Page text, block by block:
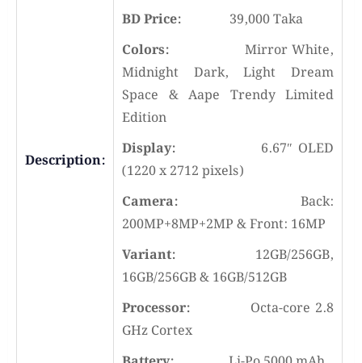
Description:
BD Price: 39,000 Taka
Colors: Mirror White,
Midnight Dark, Light Dream
Space & Aape Trendy Limited
Edition
Display: 6.67″ OLED
(1220 x 2712 pixels)
Camera: Back:
200MP+8MP+2MP & Front: 16MP
Variant: 12GB/256GB,
16GB/256GB & 16GB/512GB
Processor: Octa-core 2.8
GHz Cortex